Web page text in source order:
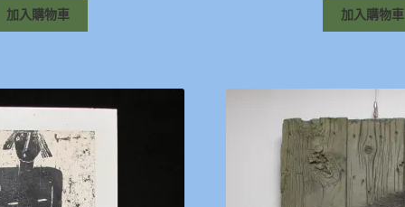
加入購物車 加入購物車